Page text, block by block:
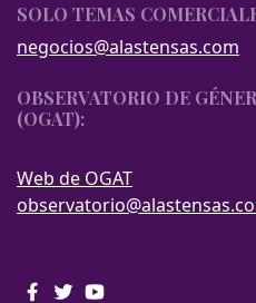
SOLO TEMAS
negocios@alastensas.com
OBSERVATORIO DE
(OGAT):
Web de OGAT